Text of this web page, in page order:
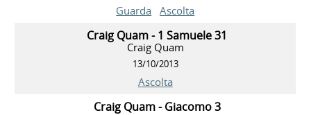
Guarda Ascolta
Craig Quam - 1 Samuele 31
Craig Quam
13/10/2013
Ascolta
Craig Quam - Giacomo 3